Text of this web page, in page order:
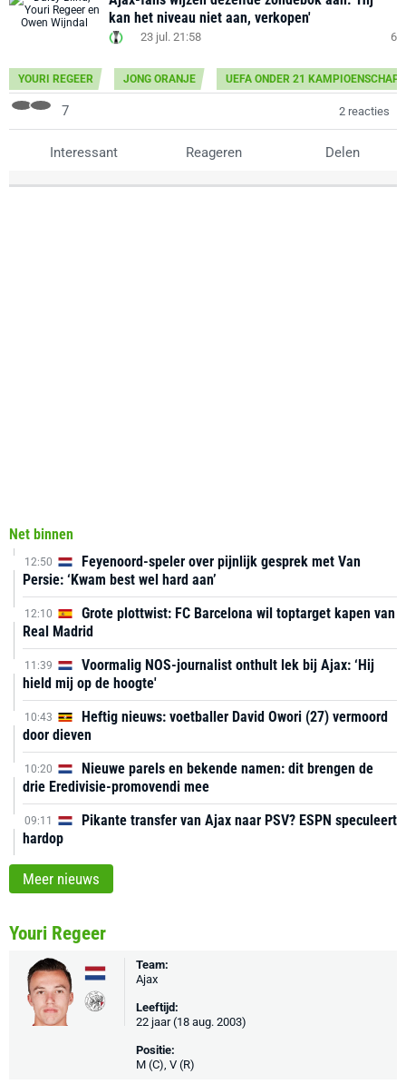
kan het niveau niet aan, verkopen'
23 jul. 21:58 6
YOURI REGEER JONG ORANJE UEFA ONDER 21 KAMPIOENSCHAP
7 2 reacties
Interessant Reageren Delen
Net binnen
12:50
Feyenoord-speler over pijnlijk gesprek met Van
Persie: ‘Kwam best wel hard aan’
12:10
Grote plottwist: FC Barcelona wil toptarget kapen van
Real Madrid
11:39
Voormalig NOS-journalist onthult lek bij Ajax: ‘Hij
hield mij op de hoogte'
10:43
Heftig nieuws: voetballer David Owori (27) vermoord
door dieven
10:20
Nieuwe parels en bekende namen: dit brengen de
drie Eredivisie-promovendi mee
09:11
Pikante transfer van Ajax naar PSV? ESPN speculeert
hardop
Meer nieuws
Youri Regeer
Team:
Ajax
Leeftijd:
22 jaar (18 aug. 2003)
Positie:
M (C), V (R)